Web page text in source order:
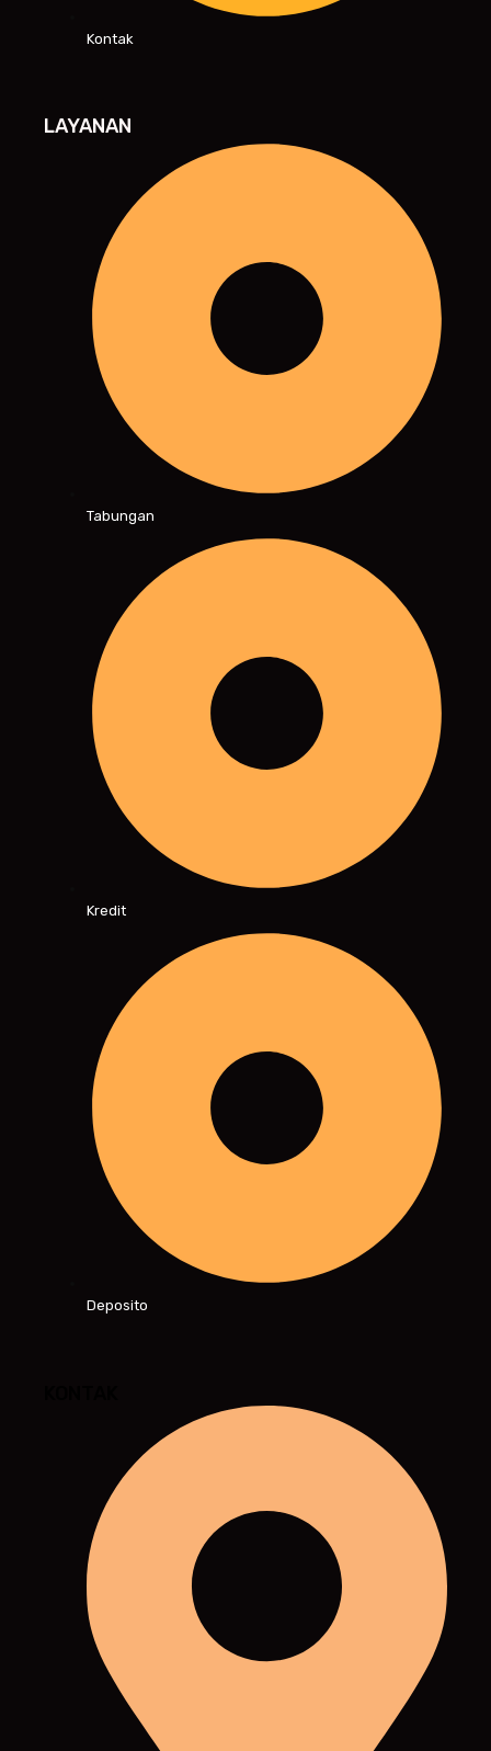
Kontak
LAYANAN
Tabungan
Kredit
Deposito